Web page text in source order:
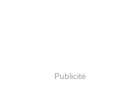
Publicité